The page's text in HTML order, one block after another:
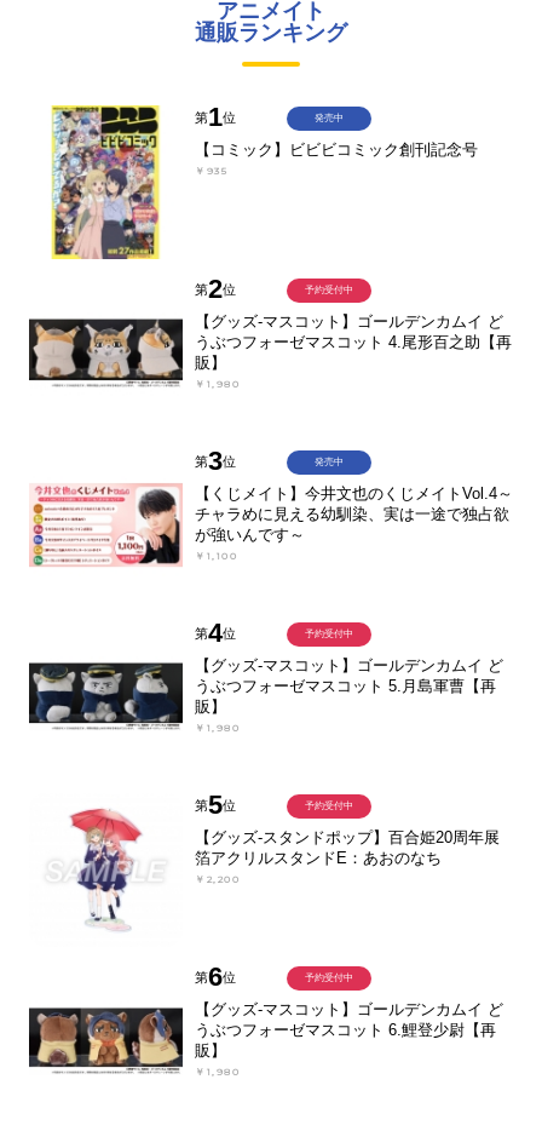
アニメイト
通販ランキング
第1位
【コミック】ビビビコミック創刊記念号
￥935
発売中
第2位
【グッズ-マスコット】ゴールデンカムイ ど
うぶつフォーゼマスコット 4.尾形百之助【再
販】
￥1,980
予約受付中
第3位
【くじメイト】今井文也のくじメイトVol.4～
チャラめに見える幼馴染、実は一途で独占欲
が強いんです～
￥1,100
発売中
第4位
【グッズ-マスコット】ゴールデンカムイ ど
うぶつフォーゼマスコット 5.月島軍曹【再
販】
￥1,980
予約受付中
第5位
【グッズ-スタンドポップ】百合姫20周年展
箔アクリルスタンドE：あおのなち
￥2,200
予約受付中
第6位
【グッズ-マスコット】ゴールデンカムイ ど
うぶつフォーゼマスコット 6.鯉登少尉【再
販】
￥1,980
予約受付中